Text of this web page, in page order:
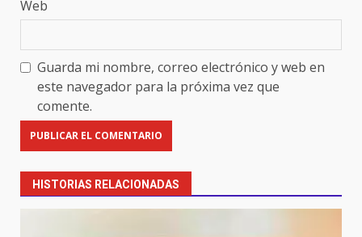
Web
Guarda mi nombre, correo electrónico y web en
este navegador para la próxima vez que
comente.
HISTORIAS RELACIONADAS